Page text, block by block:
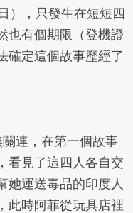
），只發生在短短四
也有個期限（登機證
確定這個故事歷經了
連，在第一個故事
看見了這四人各自交
她運送毒品的印度人
此時阿菲從玩具店裡